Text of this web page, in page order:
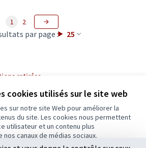
cookies utilisés sur le site web
sur notre site Web pour améliorer la
du site. Les cookies nous permettent
utilisateur et un contenu plus
canaux de médias sociaux.
par page : 25
1 2
retirées
Facebook